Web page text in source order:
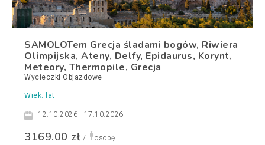
SAMOLOTem Grecja śladami bogów, Riwiera
Olimpijska, Ateny, Delfy, Epidaurus, Korynt,
Meteory, Thermopile, Grecja
Wycieczki Objazdowe
Wiek: lat
12.10.2026 - 17.10.2026
3169.00 zł / osobę